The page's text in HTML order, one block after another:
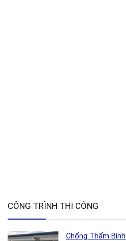
CÔNG TRÌNH THI CÔNG
Chống Thấm